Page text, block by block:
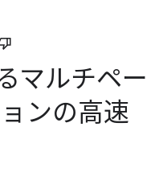
マルチペー
ンの高速